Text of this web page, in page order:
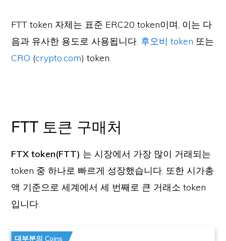
FTT token 자체는 표준 ERC20 token이며, 이는 다
음과 유사한 용도로 사용됩니다. 후오비 token 또는
CRO (crypto.com) token.
FTT 토큰 구매처
FTX token(FTT) 는 시장에서 가장 많이 거래되는
token 중 하나로 빠르게 성장했습니다. 또한 시가총
액 기준으로 세계에서 세 번째로 큰 거래소 token
입니다.
대부분의 Coins